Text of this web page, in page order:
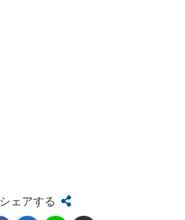
シェアする